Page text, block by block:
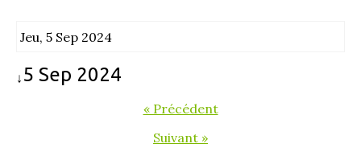
Jeu, 5 Sep 2024
↓ 5 Sep 2024
« Précédent
Suivant »